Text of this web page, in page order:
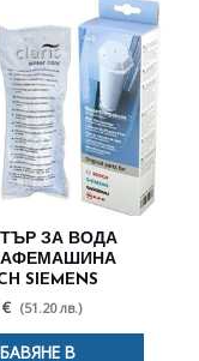
ЗА ВОДА
SIEMENS
(51.20 лв.)
В